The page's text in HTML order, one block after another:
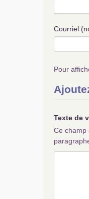
Courriel
Pour
Texte de
Ce champ